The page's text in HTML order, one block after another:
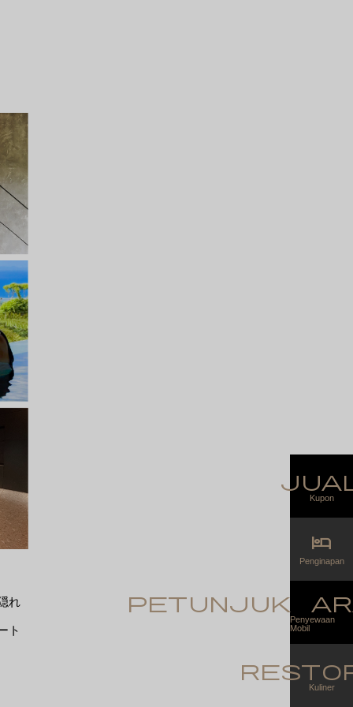
れ
ト
Kupon
hotel
Penginapan
petunjuk
Penyewaan
Mobil
Kuliner